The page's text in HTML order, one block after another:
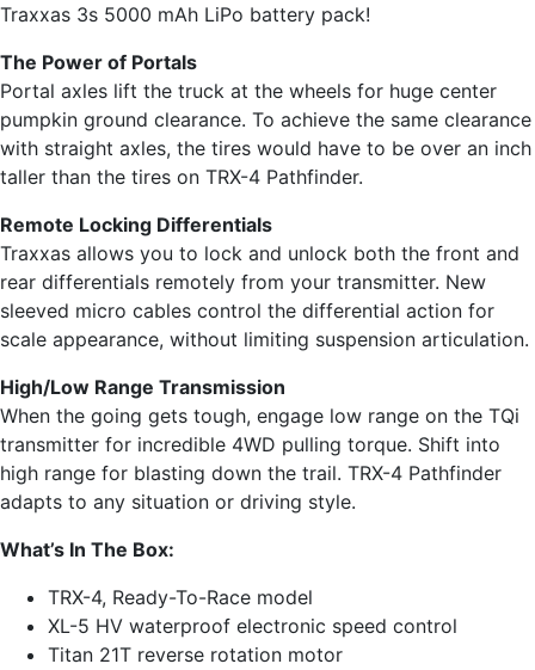
Traxxas 3s 5000 mAh LiPo battery pack!
The Power of Portals
Portal axles lift the truck at the wheels for huge center
pumpkin ground clearance. To achieve the same clearance
with straight axles, the tires would have to be over an inch
taller than the tires on TRX-4 Pathfinder.
Remote Locking Differentials
Traxxas allows you to lock and unlock both the front and
rear differentials remotely from your transmitter. New
sleeved micro cables control the differential action for
scale appearance, without limiting suspension articulation.
High/Low Range Transmission
When the going gets tough, engage low range on the TQi
transmitter for incredible 4WD pulling torque. Shift into
high range for blasting down the trail. TRX-4 Pathfinder
adapts to any situation or driving style.
What’s In The Box:
TRX-4, Ready-To-Race model
XL-5 HV waterproof electronic speed control
Titan 21T reverse rotation motor